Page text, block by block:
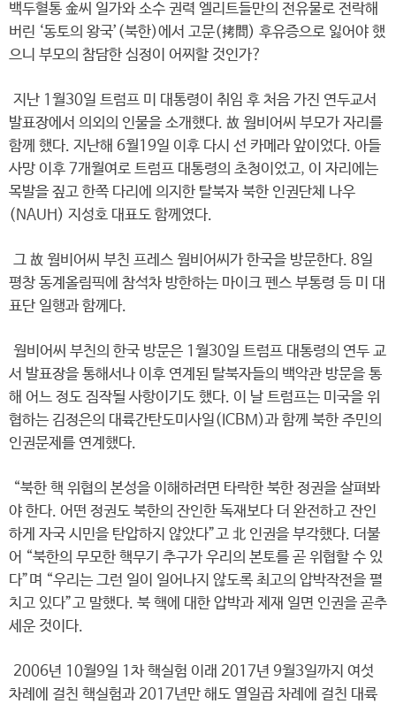
백두혈통 金씨 일가와 소수 권력 엘리트들만의 전유물로 전락해
버린 ‘동토의 왕국’(북한)에서 고문(拷問) 후유증으로 잃어야 했
으니 부모의 참담한 심정이 어찌할 것인가?
지난 1월30일 트럼프 미 대통령이 취임 후 처음 가진 연두교서
발표장에서 의외의 인물을 소개했다. 故 웜비어씨 부모가 자리를
함께 했다. 지난해 6월19일 이후 다시 선 카메라 앞이었다. 아들
사망 이후 7개월여로 트럼프 대통령의 초청이었고, 이 자리에는
목발을 짚고 한쪽 다리에 의지한 탈북자 북한 인권단체 나우
(NAUH) 지성호 대표도 함께였다.
그 故 웜비어씨 부친 프레스 웜비어씨가 한국을 방문한다. 8일
평창 동계올림픽에 참석차 방한하는 마이크 펜스 부통령 등 미 대
표단 일행과 함께다.
웜비어씨 부친의 한국 방문은 1월30일 트럼프 대통령의 연두 교
서 발표장을 통해서나 이후 연계된 탈북자들의 백악관 방문을 통
해 어느 정도 짐작될 사항이기도 했다. 이 날 트럼프는 미국을 위
협하는 김정은의 대륙간탄도미사일(ICBM)과 함께 북한 주민의
인권문제를 연계했다.
“북한 핵 위협의 본성을 이해하려면 타락한 북한 정권을 살펴봐
야 한다. 어떤 정권도 북한의 잔인한 독재보다 더 완전하고 잔인
하게 자국 시민을 탄압하지 않았다”고 北 인권을 부각했다. 더불
어 “북한의 무모한 핵무기 추구가 우리의 본토를 곧 위협할 수 있
다”며 “우리는 그런 일이 일어나지 않도록 최고의 압박작전을 펼
치고 있다”고 말했다. 북 핵에 대한 압박과 제재 일면 인권을 곧추
세운 것이다.
2006년 10월9일 1차 핵실험 이래 2017년 9월3일까지 여섯
차례에 걸친 핵실험과 2017년만 해도 열일곱 차례에 걸친 대륙